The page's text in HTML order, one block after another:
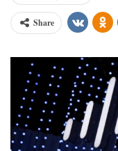
Share